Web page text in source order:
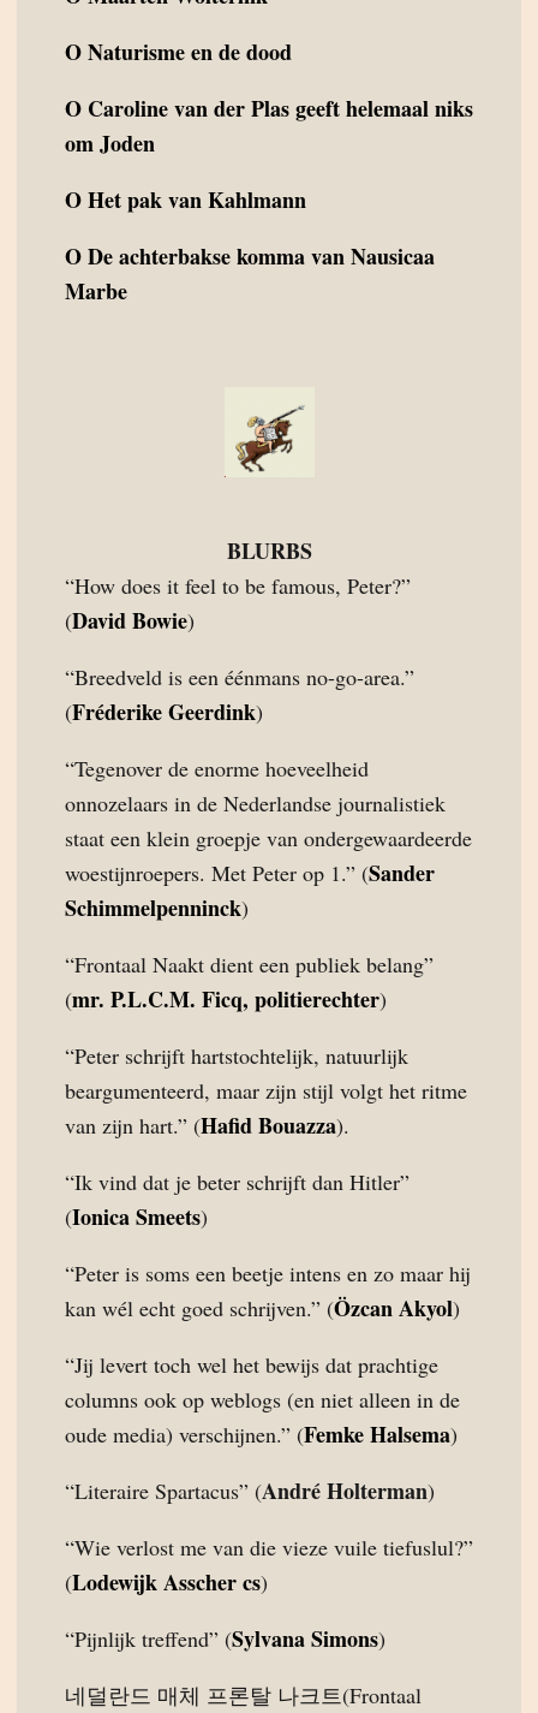
ONaturisme en de dood
O Caroline van der Plas geeft helemaal niks
om Joden
OHet pak van Kahlmann
ODe achterbakse komma van Nausicaa
Marbe
BLURBS
“How does it feel to be famous, Peter?”
(David Bowie)
“Breedveld is een éénmans no-go-area.”
(Fréderike Geerdink)
“Tegenover de enorme hoeveelheid
onnozelaars in de Nederlandse journalistiek
staat een klein groepje van ondergewaardeerde
woestijnroepers. Met Peter op 1.” (Sander
Schimmelpenninck)
“Frontaal Naakt dient een publiek belang”
(mr. P.L.C.M. Ficq, politierechter)
“Peter schrijft hartstochtelijk, natuurlijk
beargumenteerd, maar zijn stijl volgt het ritme
van zijn hart.” (Hafid Bouazza).
“Ik vind dat je beter schrijft dan Hitler”
(Ionica Smeets)
“Peter is soms een beetje intens en zo maar hij
kan wél echt goed schrijven.” (Özcan Akyol)
“Jij levert toch wel het bewijs dat prachtige
columns ook op weblogs (en niet alleen in de
oude media) verschijnen.” (Femke Halsema)
“Literaire Spartacus” (André Holterman)
“Wie verlost me van die vieze vuile tiefuslul?”
(Lodewijk Asscher cs)
“Pijnlijk treffend” (Sylvana Simons)
네덜란드 매체 프론탈 나크트(Frontaal